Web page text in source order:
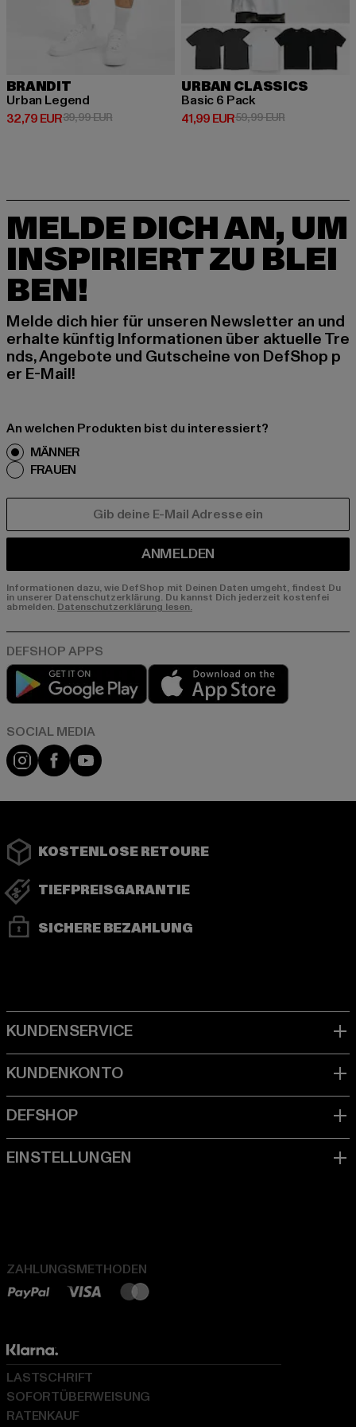
BRANDIT
Urban Legend
32,79 EUR
Derzeitiger Preis: 32,79 EUR
39,99 EURAktionspreis: 39,99 EUR
URBAN CLASSICS
Basic 6 Pack
41,99 EUR
Derzeitiger Preis: 41,99 EUR
59,99 EURAktionspreis:
MELDE DICH AN, UM
INSPIRIERT ZU BLEI
BEN!
Melde dich hier für unseren Newsletter an und
erhalte künftig Informationen über aktuelle Tre
nds, Angebote und Gutscheine von DefShop p
er E-Mail!
An welchen Produkten bist du interessiert?
MÄNNER
FRAUEN
ANMELDEN
Informationen dazu, wie DefShop mit Deinen Daten umgeht, findest Du
in unserer Datenschutzerklärung. Du kannst Dich jederzeit kostenfei
abmelden. Datenschutzerklärung lesen.
Play market
Instagram
FacebookYouTube
KOSTENLOSE RETOURE
TIEFPREISGARANTIE
SICHERE BEZAHLUNG
ZAHLUNGSMETHODEN
LASTSCHRIFT
SOFORTÜBERWEISUNG
RATENKAUF